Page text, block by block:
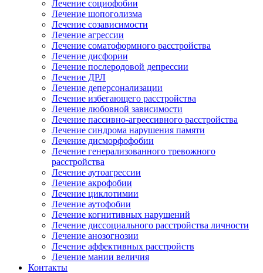
Лечение социофобии
Лечение шопоголизма
Лечение созависимости
Лечение агрессии
Лечение соматоформного расстройства
Лечение дисфории
Лечение послеродовой депрессии
Лечение ДРЛ
Лечение деперсонализации
Лечение избегающего расстройства
Лечение любовной зависимости
Лечение пассивно-агрессивного расстройства
Лечение синдрома нарушения памяти
Лечение дисморфофобии
Лечение генерализованного тревожного
расстройства
Лечение аутоагрессии
Лечение акрофобии
Лечение циклотимии
Лечение аутофобии
Лечение когнитивных нарушений
Лечение диссоциального расстройства личности
Лечение анозогнозии
Лечение аффективных расстройств
Лечение мании величия
Контакты